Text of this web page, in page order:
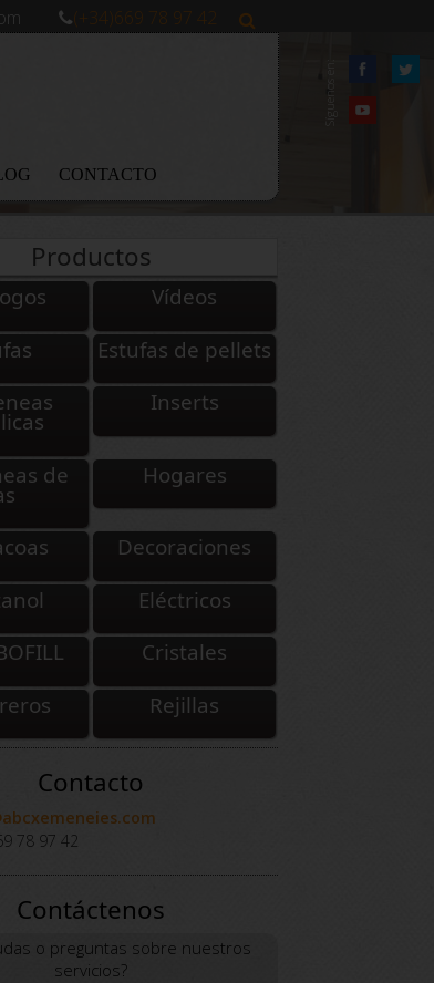
(+34)669 78 97 42
Síguenos en:
CONTACTO
Productos
Vídeos
Estufas de pellets
Inserts
de Hogares
Decoraciones
Eléctricos
Cristales
Rejillas
Contacto
78 97 42
Contáctenos
o preguntas sobre nuestros
servicios?